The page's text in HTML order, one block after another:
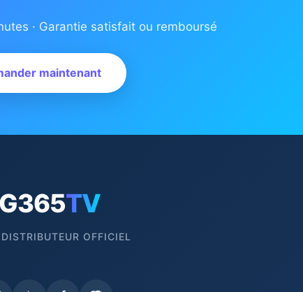
· Garantie satisfait ou remboursé
maintenant
TV
OFFICIEL